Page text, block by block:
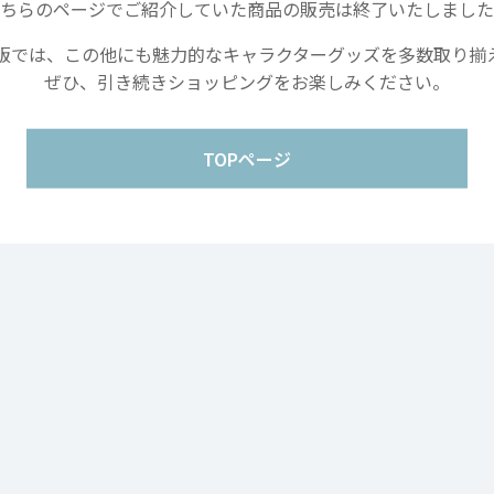
らのページでご紹介していた商品の販売は終了いたしました
では、この他にも魅力的なキャラクターグッズを多数取り揃
ぜひ、引き続きショッピングをお楽しみください。
TOPページ
Copyright movic Co.,Ltd. 2005-2026